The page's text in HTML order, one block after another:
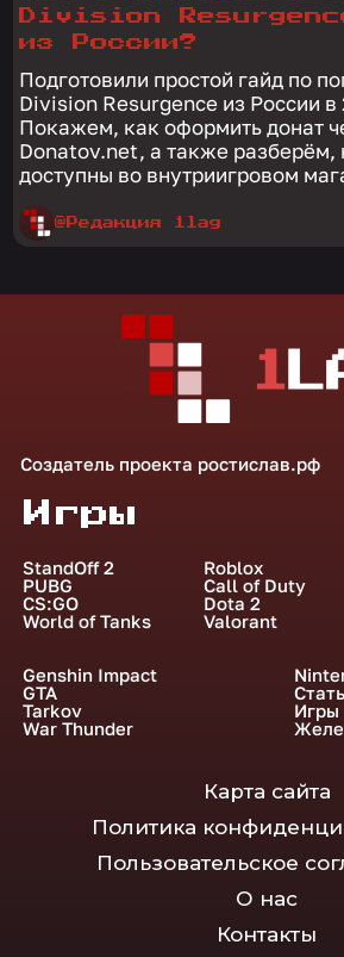
Division
из России?
Подготовили простой гайд по
Division Resurgence из России в
Покажем, как оформить донат
Donatov.net, а также разберём,
доступны во внутриигровом
@Редакция 1lag
Создатель проекта ростислав.рф
Игры
StandOff 2
PUBG
CS:GO
World of Tanks
Roblox
Call of Duty
Dota 2
Valorant
Genshin Impact
GTA
Tarkov
War Thunder
Игры
Карта сайта
Политика
Пользовательское
О нас
Контакты